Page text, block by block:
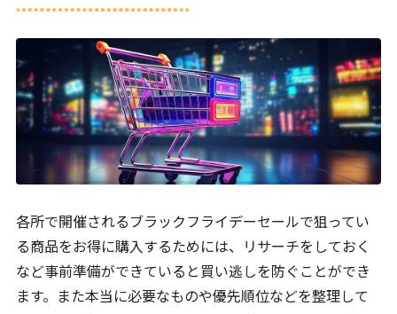
各所で開催されるブラックフライデーセールで狙ってい
る商品をお得に購入するためには、リサーチをしておく
など事前準備ができていると買い逃しを防ぐことができ
ます。また本当に必要なものや優先順位などを整理して